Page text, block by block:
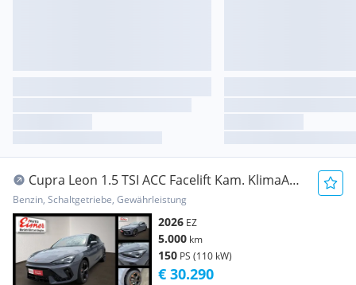
Cupra Leon 1.5 TSI ACC Facelift Kam. KlimaA
LED Navi
Benzin, Schaltgetriebe, Gewährleistung
2026 EZ
5.000 km
150 PS (110 kW)
€ 30.290